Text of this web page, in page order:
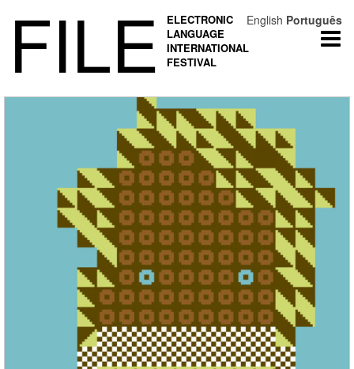
FILE
ELECTRONIC
LANGUAGE
INTERNATIONAL
FESTIVAL
English Português